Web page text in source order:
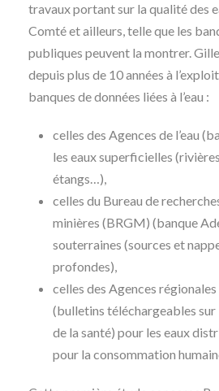
travaux portant sur la qualité des
Comté et ailleurs, telle que les
publiques peuvent la montrer.
depuis plus de 10 années à
banques de données liées à l’eau :
celles des Agences de l’eau
les eaux superficielles
étangs…),
celles du Bureau de
minières (BRGM) (banque
souterraines (sources et
profondes),
celles des Agences régionales
(bulletins téléchargeables
de la santé) pour les eaux
pour la consommation